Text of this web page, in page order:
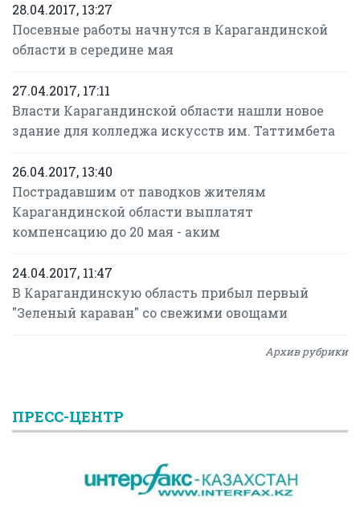
28.04.2017, 13:27
Посевные работы начнутся в Карагандинской
области в середине мая
27.04.2017, 17:11
Власти Карагандинской области нашли новое
здание для колледжа искусств им. Таттимбета
26.04.2017, 13:40
Пострадавшим от паводков жителям
Карагандинской области выплатят
компенсацию до 20 мая - аким
24.04.2017, 11:47
В Карагандинскую область прибыл первый
"Зеленый караван" со свежими овощами
Архив рубрики
ПРЕСС-ЦЕНТР